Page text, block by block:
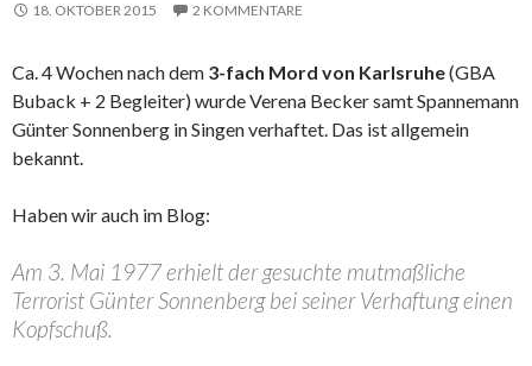
18. OKTOBER 2015 2 KOMMENTARE
Ca. 4 Wochen nach dem 3-fach Mord von Karlsruhe(GBA
Buback + 2 Begleiter) wurde Verena Becker samt Spannemann
Günter Sonnenberg in Singen verhaftet. Das ist allgemein
bekannt.
Haben wir auch im Blog:
Am 3. Mai 1977 erhielt der gesuchte mutmaßliche
Terrorist Günter Sonnenberg bei seiner Verhaftung einen
Kopfschuß.